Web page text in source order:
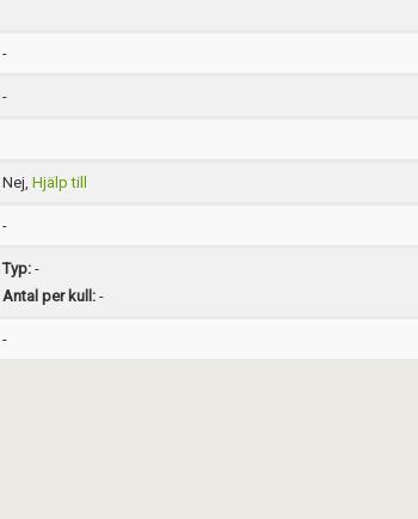
-
-
Nej, Hjälp till
-
Typ:-
Antal per kull:-
-